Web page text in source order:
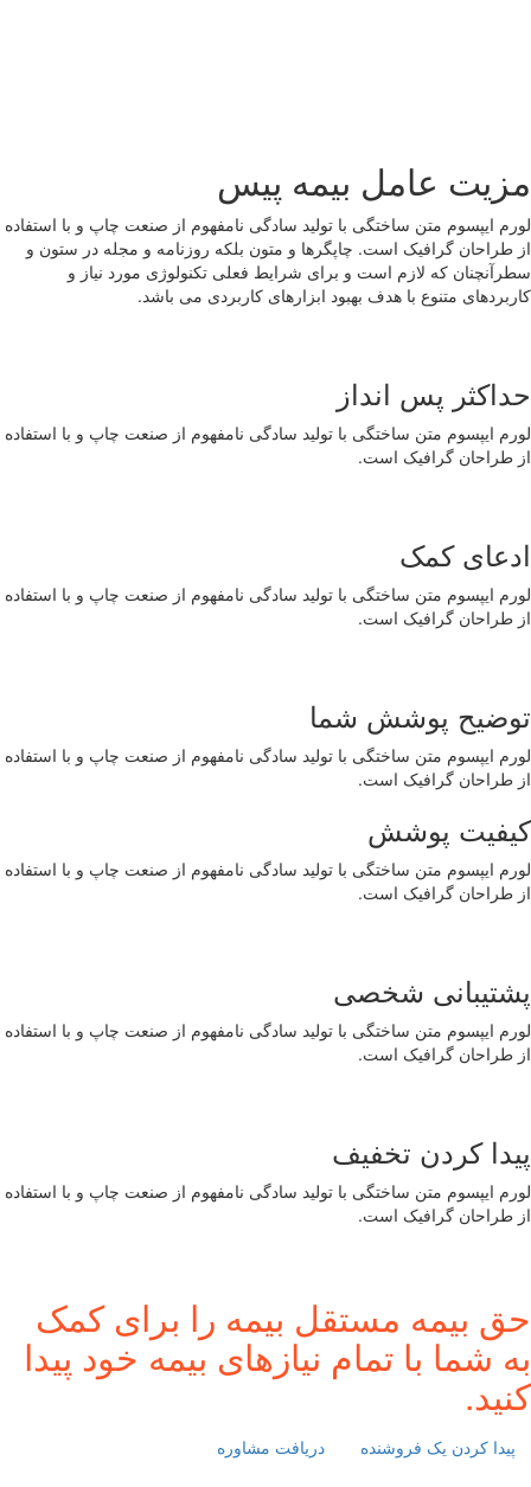
مزیت عامل بیمه پیس
لورم ایپسوم متن ساختگی با تولید سادگی نامفهوم از صنعت چاپ و با استفاده
از طراحان گرافیک است. چاپگرها و متون بلکه روزنامه و مجله در ستون و
سطرآنچنان که لازم است و برای شرایط فعلی تکنولوژی مورد نیاز و
کاربردهای متنوع با هدف بهبود ابزارهای کاربردی می باشد.
حداکثر پس انداز
لورم ایپسوم متن ساختگی با تولید سادگی نامفهوم از صنعت چاپ و با استفاده
از طراحان گرافیک است.
ادعای کمک
لورم ایپسوم متن ساختگی با تولید سادگی نامفهوم از صنعت چاپ و با استفاده
از طراحان گرافیک است.
توضیح پوشش شما
لورم ایپسوم متن ساختگی با تولید سادگی نامفهوم از صنعت چاپ و با استفاده
از طراحان گرافیک است.
کیفیت پوشش
لورم ایپسوم متن ساختگی با تولید سادگی نامفهوم از صنعت چاپ و با استفاده
از طراحان گرافیک است.
پشتیبانی شخصی
لورم ایپسوم متن ساختگی با تولید سادگی نامفهوم از صنعت چاپ و با استفاده
از طراحان گرافیک است.
پیدا کردن تخفیف
لورم ایپسوم متن ساختگی با تولید سادگی نامفهوم از صنعت چاپ و با استفاده
از طراحان گرافیک است.
حق بیمه مستقل بیمه را برای کمک
به شما با تمام نیازهای بیمه خود پیدا
کنید.
پیدا کردن یک فروشنده دریافت مشاوره